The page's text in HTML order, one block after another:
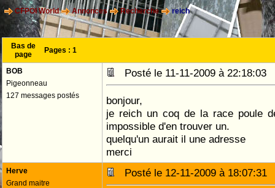
CFPOI World Annonces Recherche reich
Bas de
page
Pages : 1
BOB
Pigeonneau
127 messages postés
Posté le 11-11-2009 à 22:18:03
bonjour,
je reich un coq de la race poule
impossible d'en trouver un.
quelqu'un aurait il une adresse
merci
Herve
Grand maitre
Posté le 12-11-2009 à